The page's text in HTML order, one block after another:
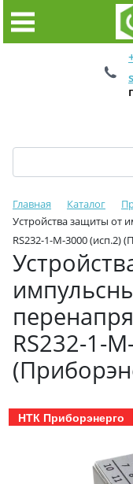
Главная Каталог
Устройства защиты от
RS232-1-M-3000 (исп.2)
RS232-1-
НТК Приборэнерго